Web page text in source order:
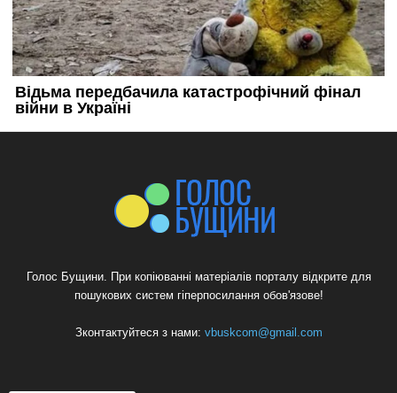
Голос Бущини. При копіюванні матеріалів порталу відкрите для
пошукових систем гіперпосилання обов'язове!
Зконтактуйтеся з нами: vbuskcom@gmail.com